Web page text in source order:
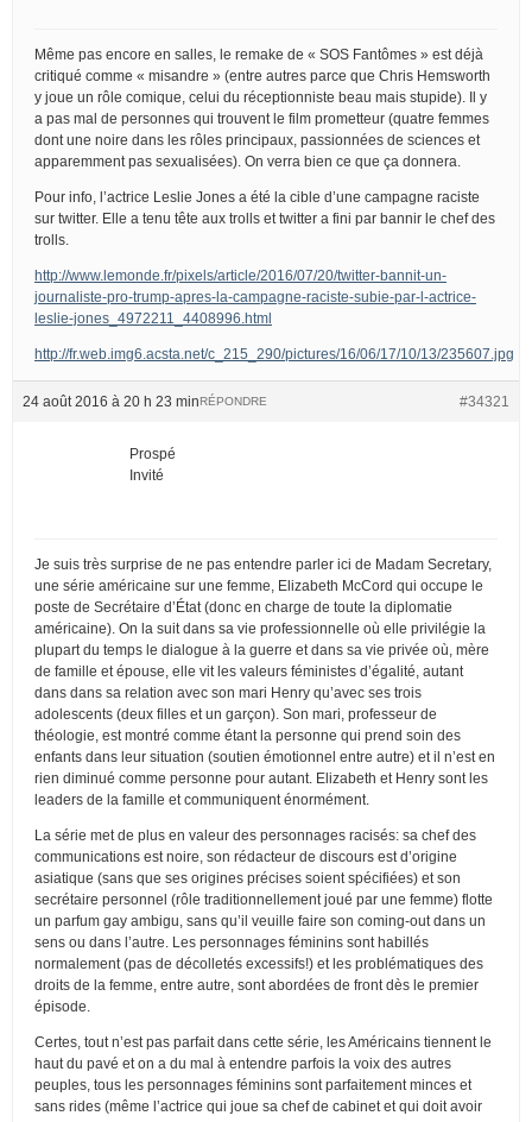
Même pas encore en salles, le remake de « SOS Fantômes » est déjà
critiqué comme « misandre » (entre autres parce que Chris Hemsworth
y joue un rôle comique, celui du réceptionniste beau mais stupide). Il y
a pas mal de personnes qui trouvent le film prometteur (quatre femmes
dont une noire dans les rôles principaux, passionnées de sciences et
apparemment pas sexualisées). On verra bien ce que ça donnera.
Pour info, l’actrice Leslie Jones a été la cible d’une campagne raciste
sur twitter. Elle a tenu tête aux trolls et twitter a fini par bannir le chef des
trolls.
http://www.lemonde.fr/pixels/article/2016/07/20/twitter-bannit-un-
journaliste-pro-trump-apres-la-campagne-raciste-subie-par-l-actrice-
leslie-jones_4972211_4408996.html
http://fr.web.img6.acsta.net/c_215_290/pictures/16/06/17/10/13/235607.jpg
24 août 2016 à 20 h 23 min #34321
RÉPONDRE
Prospé
Invité
Je suis très surprise de ne pas entendre parler ici de Madam Secretary,
une série américaine sur une femme, Elizabeth McCord qui occupe le
poste de Secrétaire d’État (donc en charge de toute la diplomatie
américaine). On la suit dans sa vie professionnelle où elle privilégie la
plupart du temps le dialogue à la guerre et dans sa vie privée où, mère
de famille et épouse, elle vit les valeurs féministes d’égalité, autant
dans dans sa relation avec son mari Henry qu’avec ses trois
adolescents (deux filles et un garçon). Son mari, professeur de
théologie, est montré comme étant la personne qui prend soin des
enfants dans leur situation (soutien émotionnel entre autre) et il n’est en
rien diminué comme personne pour autant. Elizabeth et Henry sont les
leaders de la famille et communiquent énormément.
La série met de plus en valeur des personnages racisés: sa chef des
communications est noire, son rédacteur de discours est d’origine
asiatique (sans que ses origines précises soient spécifiées) et son
secrétaire personnel (rôle traditionnellement joué par une femme) flotte
un parfum gay ambigu, sans qu’il veuille faire son coming-out dans un
sens ou dans l’autre. Les personnages féminins sont habillés
normalement (pas de décolletés excessifs!) et les problématiques des
droits de la femme, entre autre, sont abordées de front dès le premier
épisode.
Certes, tout n’est pas parfait dans cette série, les Américains tiennent le
haut du pavé et on a du mal à entendre parfois la voix des autres
peuples, tous les personnages féminins sont parfaitement minces et
sans rides (même l’actrice qui joue sa chef de cabinet et qui doit avoir